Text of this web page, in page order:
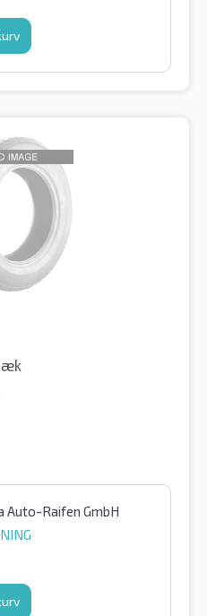
Auto-Raifen GmbH